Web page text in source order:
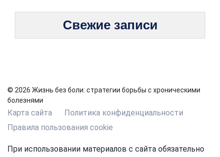
Свежие записи
© 2026 Жизнь без боли: стратегии борьбы с хроническими
болезнями
Карта сайта
Политика конфиденциальности
Правила пользования cookie
При использовании материалов с сайта обязательно